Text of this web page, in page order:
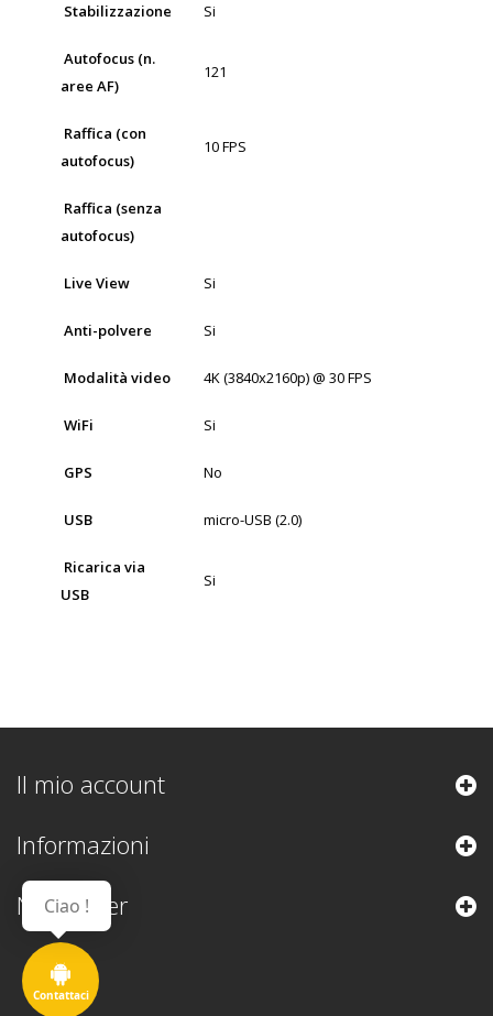
Stabilizzazione Si
Autofocus (n.
aree AF)
121
Raffica (con
autofocus)
10 FPS
Raffica (senza
autofocus)
Live View Si
Anti-polvere Si
Modalità video 4K (3840x2160p) @ 30 FPS
WiFi Si
GPS No
USB micro-USB (2.0)
Ricarica via
USB
Si
Il mio account
Informazioni
Newsletter
Contattaci
Ciao !